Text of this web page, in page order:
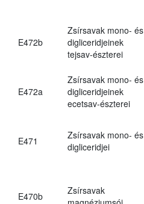
E472b
Zsírsavak mono- és
digliceridjeinek
tejsav-észterei
E472a
Zsírsavak mono- és
digliceridjeinek
ecetsav-észterei
E471
Zsírsavak mono- és
digliceridjei
E470b
Zsírsavak